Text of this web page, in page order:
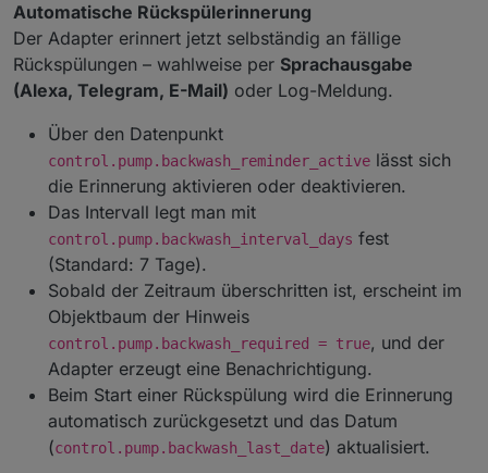
Automatische Rückspülerinnerung
Der Adapter erinnert jetzt selbständig an fällige
Rückspülungen – wahlweise per Sprachausgabe
(Alexa, Telegram, E-Mail) oder Log-Meldung.
Über den Datenpunkt
control.pump.backwash_reminder_active lässt sich
die Erinnerung aktivieren oder deaktivieren.
Das Intervall legt man mit
control.pump.backwash_interval_days fest
(Standard: 7 Tage).
Sobald der Zeitraum überschritten ist, erscheint im
Objektbaum der Hinweis
control.pump.backwash_required = true, und der
Adapter erzeugt eine Benachrichtigung.
Beim Start einer Rückspülung wird die Erinnerung
automatisch zurückgesetzt und das Datum
(control.pump.backwash_last_date) aktualisiert.